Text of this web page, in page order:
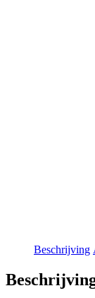
Beschrijving